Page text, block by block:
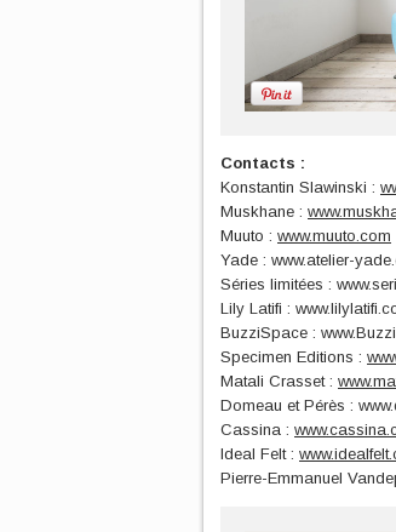
Contacts :
Konstantin Slawinski :
Muskhane :
Muuto : www.muuto.com
Yade : www.atelier-
Séries limitées :
Lily Latifi :
BuzziSpace :
Specimen Editions :
Matali Crasset :
Domeau et Pérès :
Cassina :
Ideal Felt :
Pierre-Emmanuel